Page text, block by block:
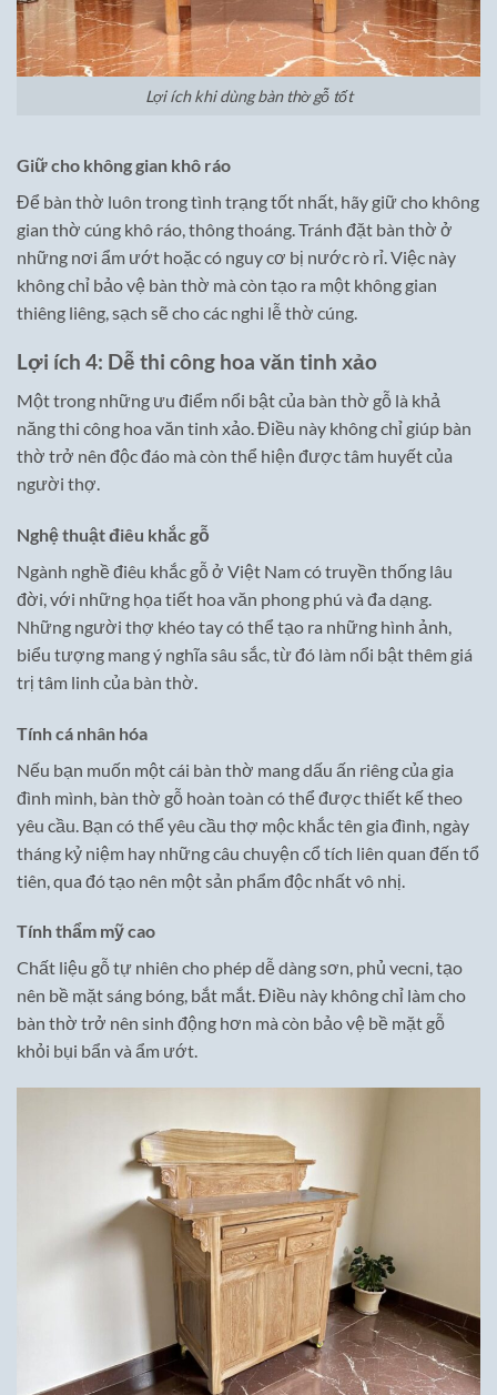
Lợi ích khi dùng bàn thờ gỗ tốt
Giữ cho không gian khô ráo
Để bàn thờ luôn trong tình trạng tốt nhất, hãy giữ cho không
gian thờ cúng khô ráo, thông thoáng. Tránh đặt bàn thờ ở
những nơi ẩm ướt hoặc có nguy cơ bị nước rò rỉ. Việc này
không chỉ bảo vệ bàn thờ mà còn tạo ra một không gian
thiêng liêng, sạch sẽ cho các nghi lễ thờ cúng.
Lợi ích 4: Dễ thi công hoa văn tinh xảo
Một trong những ưu điểm nổi bật của bàn thờ gỗ là khả
năng thi công hoa văn tinh xảo. Điều này không chỉ giúp bàn
thờ trở nên độc đáo mà còn thể hiện được tâm huyết của
người thợ.
Nghệ thuật điêu khắc gỗ
Ngành nghề điêu khắc gỗ ở Việt Nam có truyền thống lâu
đời, với những họa tiết hoa văn phong phú và đa dạng.
Những người thợ khéo tay có thể tạo ra những hình ảnh,
biểu tượng mang ý nghĩa sâu sắc, từ đó làm nổi bật thêm giá
trị tâm linh của bàn thờ.
Tính cá nhân hóa
Nếu bạn muốn một cái bàn thờ mang dấu ấn riêng của gia
đình mình, bàn thờ gỗ hoàn toàn có thể được thiết kế theo
yêu cầu. Bạn có thể yêu cầu thợ mộc khắc tên gia đình, ngày
tháng kỷ niệm hay những câu chuyện cổ tích liên quan đến tổ
tiên, qua đó tạo nên một sản phẩm độc nhất vô nhị.
Tính thẩm mỹ cao
Chất liệu gỗ tự nhiên cho phép dễ dàng sơn, phủ vecni, tạo
nên bề mặt sáng bóng, bắt mắt. Điều này không chỉ làm cho
bàn thờ trở nên sinh động hơn mà còn bảo vệ bề mặt gỗ
khỏi bụi bẩn và ẩm ướt.